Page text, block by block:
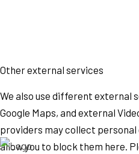
Other external services
We also use different external
Google Maps, and external
providers may collect personal
allow you to block them here.